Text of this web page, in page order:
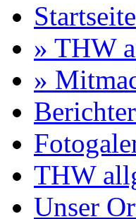
Startseite
» THW
»
THW
Unser